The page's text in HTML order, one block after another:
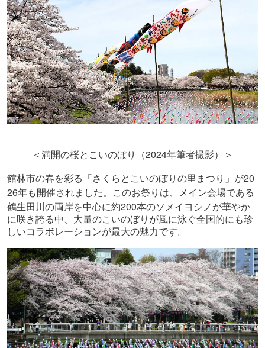
＜満開の桜とこいのぼり（2024年筆者撮影）＞
館林市の春を彩る「さくらとこいのぼりの里まつり」が20
26年も開催されました。このお祭りは、メイン会場である
鶴生田川の両岸を中心に約200本のソメイヨシノが華やか
に咲き誇る中、大量のこいのぼりが風に泳ぐ全国的にも珍
しいコラボレーションが最大の魅力です。